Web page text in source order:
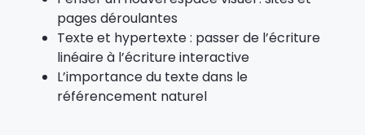
pages déroulantes
Texte et hypertexte : passer de l’écriture
linéaire à l’écriture interactive
L’importance du texte dans le
référencement naturel